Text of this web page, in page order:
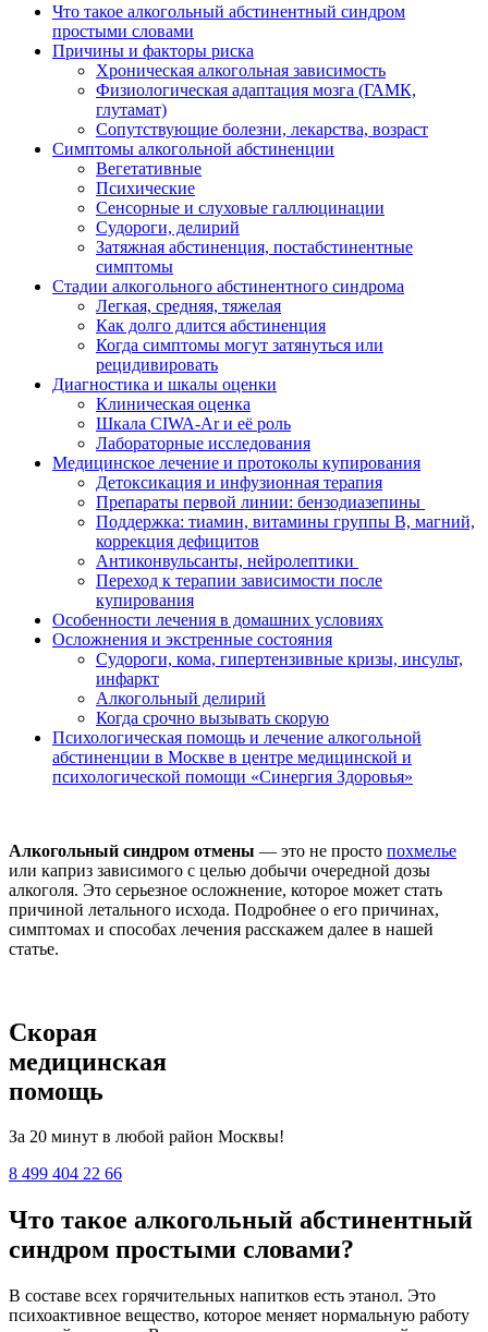
Что такое алкогольный абстинентный синдром
простыми словами
Причины и факторы риска
Хроническая алкогольная зависимость
Физиологическая адаптация мозга (ГАМК,
глутамат)
Сопутствующие болезни, лекарства, возраст
Симптомы алкогольной абстиненции
Вегетативные
Психические
Сенсорные и слуховые галлюцинации
Судороги, делирий
Затяжная абстиненция, постабстинентные
симптомы
Стадии алкогольного абстинентного синдрома
Легкая, средняя, тяжелая
Как долго длится абстиненция
Когда симптомы могут затянуться или
рецидивировать
Диагностика и шкалы оценки
Клиническая оценка
Шкала CIWA-Ar и её роль
Лабораторные исследования
Медицинское лечение и протоколы купирования
Детоксикация и инфузионная терапия
Препараты первой линии: бензодиазепины
Поддержка: тиамин, витамины группы B, магний,
коррекция дефицитов
Антиконвульсанты, нейролептики
Переход к терапии зависимости после
купирования
Особенности лечения в домашних условиях
Осложнения и экстренные состояния
Судороги, кома, гипертензивные кризы, инсульт,
инфаркт
Алкогольный делирий
Когда срочно вызывать скорую
Психологическая помощь и лечение алкогольной
абстиненции в Москве в центре медицинской и
психологической помощи «Синергия Здоровья»
Алкогольный синдром отмены — это не просто похмелье
или каприз зависимого с целью добычи очередной дозы
алкоголя. Это серьезное осложнение, которое может стать
причиной летального исхода. Подробнее о его причинах,
симптомах и способах лечения расскажем далее в нашей
статье.
Скорая
медицинская
помощь
За 20 минут в любой район Москвы!
8 499 404 22 66
Что такое алкогольный абстинентный
синдром простыми словами?
В составе всех горячительных напитков есть этанол. Это
психоактивное вещество, которое меняет нормальную работу